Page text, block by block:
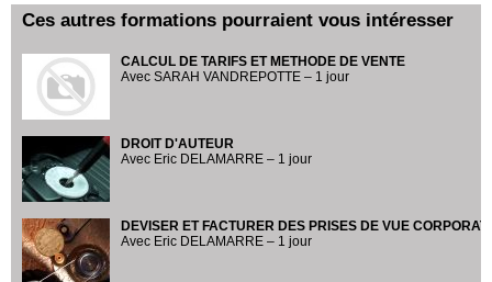
Ces autres formations pourraient vous intéresser
CALCUL DE TARIFS ET METHODE DE VENTE
Avec SARAH VANDREPOTTE – 1 jour
DROIT D'AUTEUR
Avec Eric DELAMARRE – 1 jour
DEVISER ET FACTURER DES PRISES DE VUE
Avec Eric DELAMARRE – 1 jour